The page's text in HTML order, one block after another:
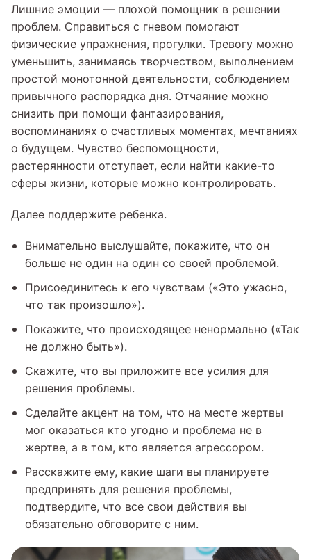
Лишние эмоции — плохой помощник в решении
проблем. Справиться с гневом помогают
физические упражнения, прогулки. Тревогу можно
уменьшить, занимаясь творчеством, выполнением
простой монотонной деятельности, соблюдением
привычного распорядка дня. Отчаяние можно
снизить при помощи фантазирования,
воспоминаниях о счастливых моментах, мечтаниях
о будущем. Чувство беспомощности,
растерянности отступает, если найти какие-то
сферы жизни, которые можно контролировать.
Далее поддержите ребенка.
Внимательно выслушайте, покажите, что он
больше не один на один со своей проблемой.
Присоединитесь к его чувствам («Это ужасно,
что так произошло»).
Покажите, что происходящее ненормально («Так
не должно быть»).
Скажите, что вы приложите все усилия для
решения проблемы.
Сделайте акцент на том, что на месте жертвы
мог оказаться кто угодно и проблема не в
жертве, а в том, кто является агрессором.
Расскажите ему, какие шаги вы планируете
предпринять для решения проблемы,
подтвердите, что все свои действия вы
обязательно обговорите с ним.